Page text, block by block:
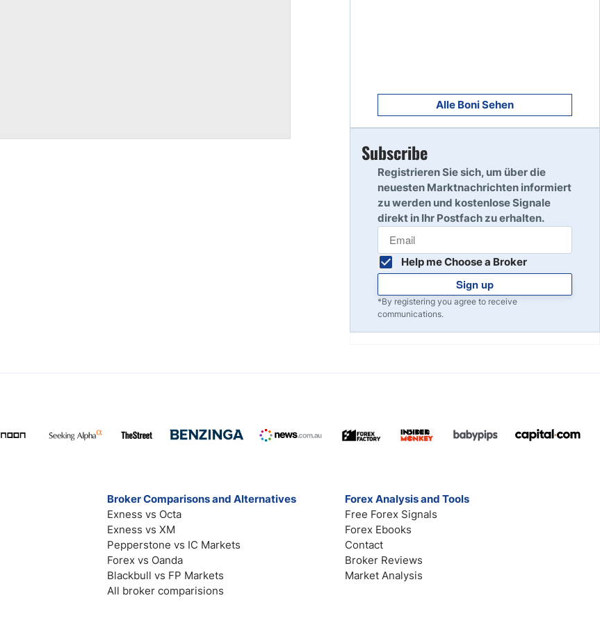
10
Alle Boni Sehen
Subscribe
Registrieren Sie sich, um über die
neuesten Marktnachrichten informiert
zu werden und kostenlose Signale
direkt in Ihr Postfach zu erhalten.
Help me Choose a Broker
Sign up
*By registering you agree to receive
communications.
Broker Comparisons and Alternatives
Exness vs Octa
Exness vs XM
Pepperstone vs IC Markets
Forex vs Oanda
Blackbull vs FP Markets
All broker comparisions
Forex Analysis and Tools
Free Forex Signals
Forex Ebooks
Contact
Broker Reviews
Market Analysis